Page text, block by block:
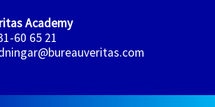
Academy
60 65 21